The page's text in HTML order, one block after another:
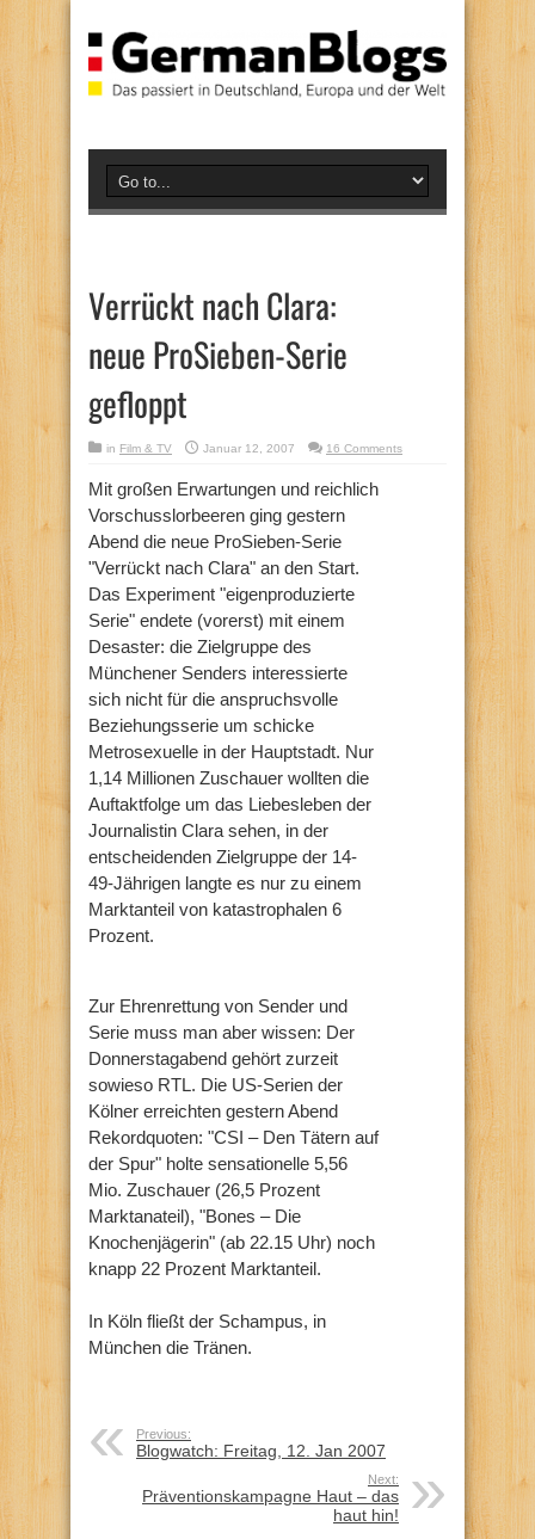
Verrückt nach Clara:
neue ProSieben-Serie
gefloppt
in Film & TV Januar 12, 2007 16 Comments
Mit großen Erwartungen und reichlich
Vorschusslorbeeren ging gestern
Abend die neue ProSieben-Serie
"Verrückt nach Clara" an den Start.
Das Experiment "eigenproduzierte
Serie" endete (vorerst) mit einem
Desaster: die Zielgruppe des
Münchener Senders interessierte
sich nicht für die anspruchsvolle
Beziehungsserie um schicke
Metrosexuelle in der Hauptstadt. Nur
1,14 Millionen Zuschauer wollten die
Auftaktfolge um das Liebesleben der
Journalistin Clara sehen, in der
entscheidenden Zielgruppe der 14-
49-Jährigen langte es nur zu einem
Marktanteil von katastrophalen 6
Prozent.
Zur Ehrenrettung von Sender und
Serie muss man aber wissen: Der
Donnerstagabend gehört zurzeit
sowieso RTL. Die US-Serien der
Kölner erreichten gestern Abend
Rekordquoten: "CSI – Den Tätern auf
der Spur" holte sensationelle 5,56
Mio. Zuschauer (26,5 Prozent
Marktanateil), "Bones – Die
Knochenjägerin" (ab 22.15 Uhr) noch
knapp 22 Prozent Marktanteil.
In Köln fließt der Schampus, in
München die Tränen.
Previous:
Blogwatch: Freitag, 12. Jan 2007
Next:
Präventionskampagne Haut – das
haut hin!